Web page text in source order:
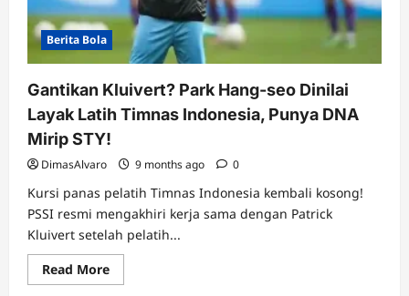
Berita Bola
Gantikan Kluivert? Park Hang-seo Dinilai
Layak Latih Timnas Indonesia, Punya DNA
Mirip STY!
DimasAlvaro 9 months ago 0
Kursi panas pelatih Timnas Indonesia kembali kosong!
PSSI resmi mengakhiri kerja sama dengan Patrick
Kluivert setelah pelatih...
Read MoreRead
more